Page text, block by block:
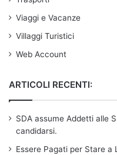
Viaggi e Vacanze
Villaggi Turistici
Web Account
ARTICOLI RECENTI:
SDA assume Addetti alle
candidarsi.
Essere Pagati per Stare a